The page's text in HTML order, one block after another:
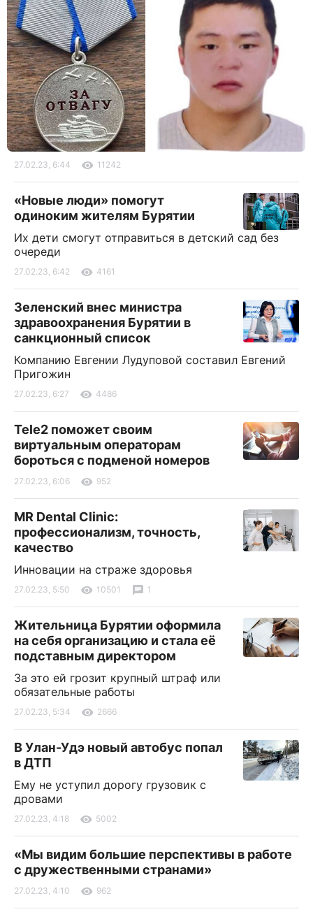
27.02.23, 6:44 11242
«Новые люди» помогут
одиноким жителям Бурятии
Их дети смогут отправиться в детский сад без
очереди
27.02.23, 6:42 4161
Зеленский внес министра
здравоохранения Бурятии в
санкционный список
Компанию Евгении Лудуповой составил Евгений
Пригожин
27.02.23, 6:27 4486
Tele2 поможет своим
виртуальным операторам
бороться с подменой номеров
27.02.23, 6:06 952
MR Dental Clinic:
профессионализм, точность,
качество
Инновации на страже здоровья
27.02.23, 5:50 10501 1
Жительница Бурятии оформила
на себя организацию и стала её
подставным директором
За это ей грозит крупный штраф или
обязательные работы
27.02.23, 5:34 2666
В Улан-Удэ новый автобус попал
в ДТП
Ему не уступил дорогу грузовик с
дровами
27.02.23, 4:18 5002
«Мы видим большие перспективы в работе
с дружественными странами»
27.02.23, 4:10 962